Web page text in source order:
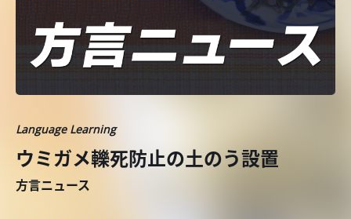
Language Learning
ウミガメ轢死防止の土のう設置
方言ニュース